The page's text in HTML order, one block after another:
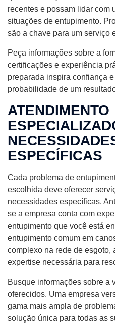
recentes e possam lidar com
situações de entupimento.
são a chave para um serviço
Peça informações sobre a
certificações e experiência
preparada inspira confiança
probabilidade de um
ATENDIMENTO
ESPECÍFICAS
Cada problema de
escolhida deve oferecer
necessidades específicas.
se a empresa conta com
entupimento que você está
entupimento comum em
complexo na rede de esgoto,
expertise necessária para
Busque informações sobre a
oferecidos. Uma empresa
gama mais ampla de
solução única para todas as